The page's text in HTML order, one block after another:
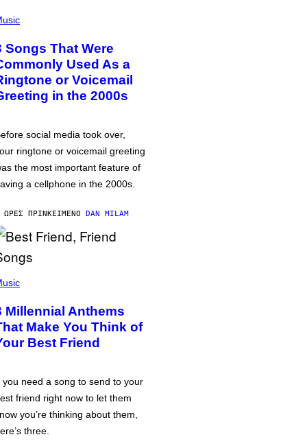
Songs That Were
Used As a
or Voicemail
in the 2000s
social media took over,
ringtone or voicemail greeting
the most important feature of
a cellphone in the 2000s.
ΏΡΕΣ ΠΡΙΝΚΕΊΜΕΝΟ DAN MILAM
Millennial Anthems
Make You Think of
Best Friend
you need a song to send to your
friend right now to let them
you’re thinking about them,
three.